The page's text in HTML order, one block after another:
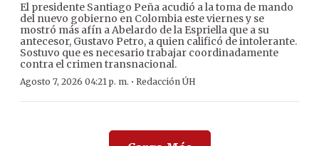
El presidente Santiago Peña acudió a la toma de mando
del nuevo gobierno en Colombia este viernes y se
mostró más afín a Abelardo de la Espriella que a su
antecesor, Gustavo Petro, a quien calificó de intolerante.
Sostuvo que es necesario trabajar coordinadamente
contra el crimen transnacional.
Agosto 7, 2026 04:21 p. m. · Redacción ÚH